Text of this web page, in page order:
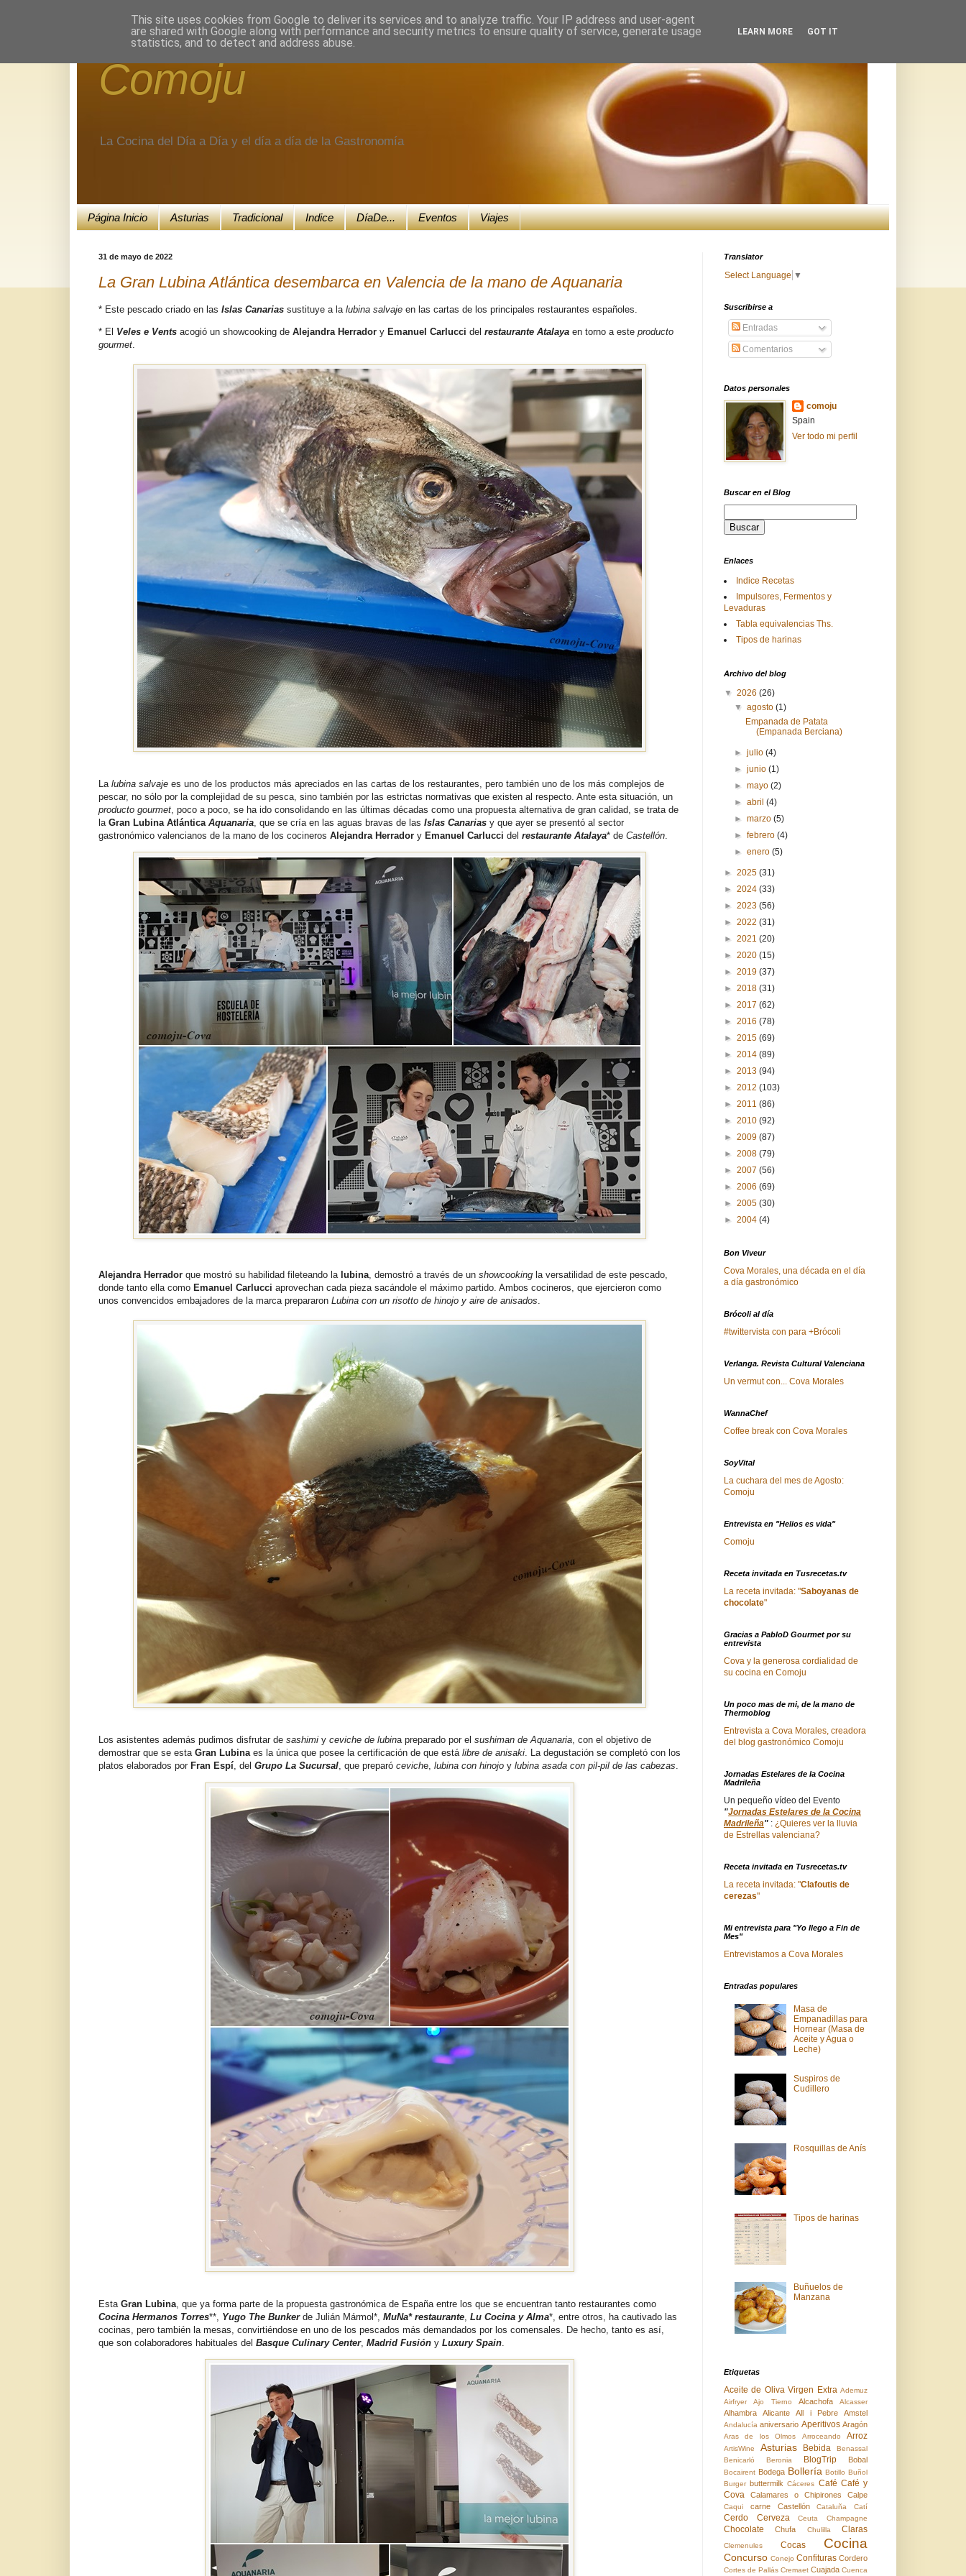
Comoju
La Cocina del Día a Día y el día a día de la Gastronomía
Página Inicio Asturias Tradicional Indice DíaDe... Eventos Viajes
31 de mayo de 2022
La Gran Lubina Atlántica desembarca en Valencia de la mano de Aquanaria
* Este pescado criado en las Islas Canarias sustituye a la lubina salvaje en las cartas de los principales restaurantes españoles.
* El Veles e Vents acogió un showcooking de Alejandra Herrador y Emanuel Carlucci del restaurante Atalaya en torno a este producto
gourmet
La lubina salvaje es uno de los productos más apreciados en las cartas de los restaurantes, pero también uno de los más complejos de
pescar, no sólo por la complejidad de su pesca, sino también por las estrictas normativas que existen al respecto. Ante esta situación, un
producto gourmet, poco a poco, se ha ido consolidando en las últimas décadas como una propuesta alternativa de gran calidad, se trata de
la Gran Lubina Atlántica Aquanaria, que se cría en las aguas bravas de las Islas Canarias y que ayer se presentó al sector
gastronómico valencianos de la mano de los cocineros Alejandra Herrador y Emanuel Carlucci del restaurante Atalaya* de Castellón.
Alejandra Herrador que mostró su habilidad fileteando la lubina, demostró a través de un showcooking la versatilidad de este pescado,
donde tanto ella como Emanuel Carlucci aprovechan cada pieza sacándole el máximo partido. Ambos cocineros, que ejercieron como
unos convencidos embajadores de la marca prepararon Lubina con un risotto de hinojo y aire de anisados.
Los asistentes además pudimos disfrutar de sashimi y ceviche de lubina preparado por el sushiman de Aquanaria, con el objetivo de
demostrar que se esta Gran Lubinaes la única que posee la certificación de que está libre de anisaki. La degustación se completó con los
platos elaborados por Fran Espí, del Grupo La Sucursal, que preparó ceviche, lubina con hinojo y lubina asada con pil-pil de las cabezas.
Esta Gran Lubina , que ya forma parte de la propuesta gastronómica de España entre los que se encuentran tanto restaurantes como
Cocina Hermanos Torres**, Yugo The Bunkerde Julián Mármol*, MuNa* restaurante Lu Cocina y Alma*, entre otros, ha cautivado las
cocinas, pero también la mesas, convirtiéndose en uno de los pescados más demandados por los comensales. De hecho, tanto es así,
que son colaboradores habituales del Basque Culinary Center, Madrid Fusión y Luxury Spain
Translator
Select Language ▼
Suscribirse a
Entradas
Comentarios
Datos personales
comoju
Spain
Ver todo mi perfil
Buscar en el Blog
Enlaces
Indice Recetas
Impulsores, Fermentos y
Levaduras
Tabla equivalencias Ths.
Tipos de harinas
Archivo del blog
▼ 2026 (26)
▼agosto(1)
Empanada de Patata
(Empanada Berciana)
►julio(4)
►junio(1)
►mayo(2)
►abril(4)
►marzo(5)
►febrero(4)
►enero(5)
► 2025 (31)
► 2024 (33)
► 2023 (56)
► 2022 (31)
► 2021 (20)
► 2020 (15)
► 2019 (37)
► 2018 (31)
► 2017 (62)
► 2016 (78)
► 2015 (69)
► 2014 (89)
► 2013 (94)
► 2012 (103)
► 2011 (86)
► 2010 (92)
► 2009 (87)
► 2008 (79)
► 2007 (56)
► 2006 (69)
► 2005 (30)
► 2004 (4)
Bon Viveur
Cova Morales, una década en el día
a día gastronómico
Brócoli al día
#twittervista con para +Brócoli
Verlanga. Revista Cultural Valenciana
Un vermut con... Cova Morales
WannaChef
Coffee break con Cova Morales
SoyVital
La cuchara del mes de Agosto:
Comoju
Entrevista en "Helios es vida"
Comoju
Receta invitada en Tusrecetas.tv
La receta invitada: "Saboyanas de
chocolate"
Gracias a PabloD Gourmet por su
entrevista
Cova y la generosa cordialidad de
su cocina en Comoju
Un poco mas de mi, de la mano de
Thermoblog
Entrevista a Cova Morales, creadora
del blog gastronómico Comoju
Jornadas Estelares de la Cocina
Madrileña
Un pequeño vídeo del Evento
"Jornadas Estelares de la Cocina
Madrileña" : ¿Quieres ver la lluvia
de Estrellas valenciana?
Receta invitada en Tusrecetas.tv
La receta invitada: "Clafoutis de
cerezas"
Mi entrevista para "Yo llego a Fin de
Mes"
Entrevistamos a Cova Morales
Entradas populares
Masa de
Empanadillas para
Hornear (Masa de
Aceite y Agua o
Leche)
Suspiros de
Cudillero
Rosquillas de Anís
Tipos de harinas
Buñuelos de
Manzana
Etiquetas
Aceite de Oliva Virgen Extra Ademuz
Airfryer
Ajo Tierno Alcachofa Alcasser
Alhambra Alicante All i Pebre Amstel
Andalucía aniversario Aperitivos Aragón
Aras de los Olmos Arroceando Arroz
ArtisWine Asturias Bebida
Benassal
Benicarló
Beronia BlogTrip Bobal
Bocairent Bodega Bollería Botillo Buñol
Burger buttermilk Cáceres Café Café y
Cova
Calamares o Chipirones Calpe
Caqui carne Castellón Cataluña Catí
Cerdo Cerveza Ceuta Champagne
Chocolate Chufa Chulilla Claras
Clemenules Cocas Cocina
Concurso Conejo Confituras Cordero
Cortes de Pallás Cremaet Cuajada Cuenca
This site uses cookies from Google to deliver its services and to analyze traffic. Your IP address and user-agent
are shared with Google along with performance and security metrics to ensure quality of service, generate usage
statistics, and to detect and address abuse.
LEARN MORE GOT IT